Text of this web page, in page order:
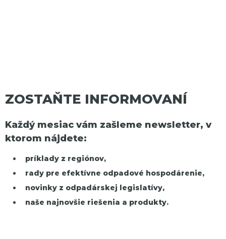
ZOSTAŇTE INFORMOVANÍ
Každý mesiac vám zašleme newsletter, v
ktorom nájdete:
príklady z regiónov,
rady pre efektívne odpadové hospodárenie,
novinky z odpadárskej legislatívy,
naše najnovšie riešenia a produkty.